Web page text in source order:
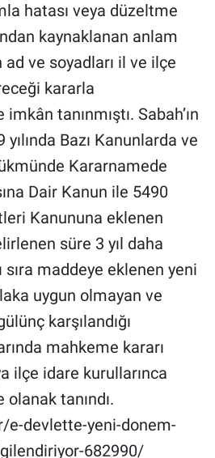
hatası veya düzeltme
kaynaklanan anlam
ve soyadları il ve ilçe
kararla
tanınmıştı. Sabah’ın
Bazı Kanunlarda ve
Kararnamede
Dair Kanun ile 5490
Kanununa eklenen
süre 3 yıl daha
sıra maddeye eklenen yeni
uygun olmayan ve
karşılandığı
mahkeme kararı
ilçe idare kurullarınca
tanındı.
devlette-yeni-donem-
682990/